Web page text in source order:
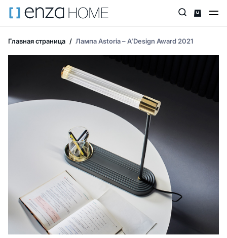
Главная страница Лампа Astoria – A’Design Award 2021